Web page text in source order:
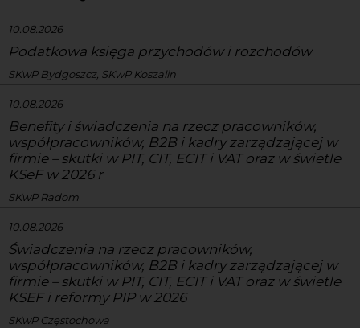
10.08.2026
Podatkowa księga przychodów i rozchodów
SKwP Bydgoszcz, SKwP Koszalin
10.08.2026
Benefity i świadczenia na rzecz pracowników,
współpracowników, B2B i kadry zarządzającej w
firmie – skutki w PIT, CIT, ECIT i VAT oraz w świetle
KSeF w 2026 r
SKwP Radom
10.08.2026
Świadczenia na rzecz pracowników,
współpracowników, B2B i kadry zarządzającej w
firmie – skutki w PIT, CIT, ECIT i VAT oraz w świetle
KSEF i reformy PIP w 2026
SKwP Częstochowa